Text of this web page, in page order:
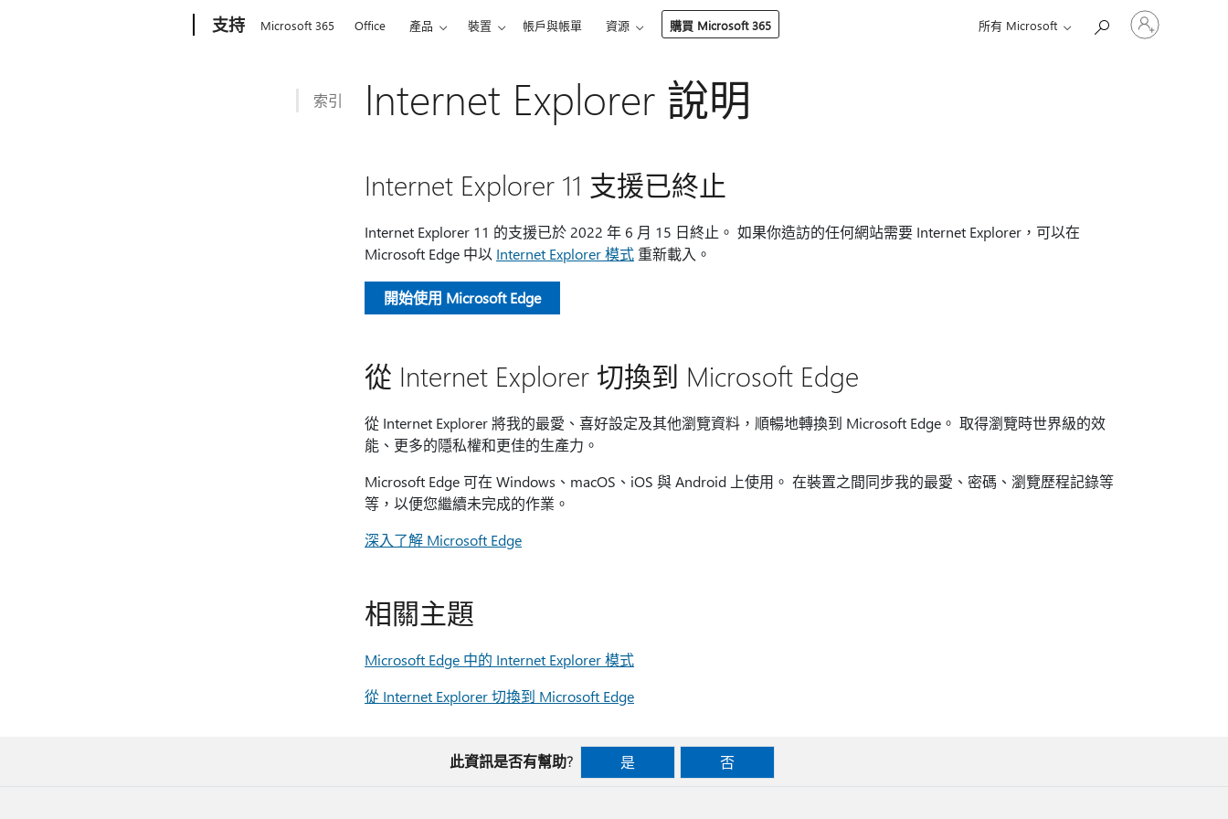
支持 Microsoft 365 Office 產品 裝置 帳戶與帳單 資源 購買 Microsoft 365 所有 Microsoft
登
入
索引 Internet Explorer 說明
Internet Explorer 11 支援已終止
Internet Explorer 11 的支援已於 2022 年 6 月 15 日終止。 如果你造訪的任何網站需要 Internet Explorer，可以在
Microsoft Edge 中以 Internet Explorer 模式 重新載入。
開始使用 Microsoft Edge
從 Internet Explorer 切換到 Microsoft Edge
從 Internet Explorer 將我的最愛、喜好設定及其他瀏覽資料，順暢地轉換到 Microsoft Edge。 取得瀏覽時世界級的效
能、更多的隱私權和更佳的生產力。
Microsoft Edge 可在 Windows、macOS、iOS 與 Android 上使用。 在裝置之間同步我的最愛、密碼、瀏覽歷程記錄等
等，以便您繼續未完成的作業。
深入了解 Microsoft Edge
相關主題
Microsoft Edge 中的 Internet Explorer 模式
從 Internet Explorer 切換到 Microsoft Edge
此資訊是否有幫助? 是 否